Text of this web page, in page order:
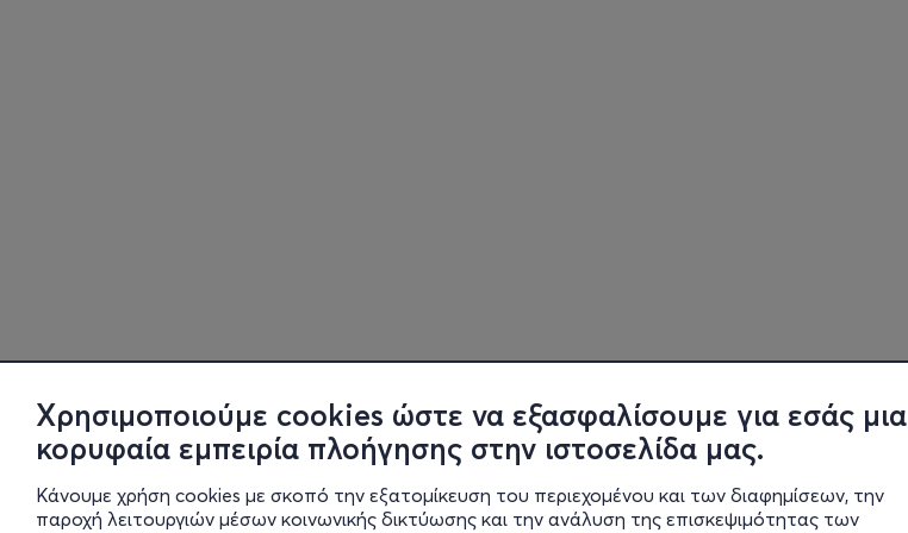
Χρησιμοποιούμε cookies ώστε να εξασφαλίσουμε για εσάς μια
κορυφαία εμπειρία πλοήγησης στην ιστοσελίδα μας.
Κάνουμε χρήση cookies με σκοπό την εξατομίκευση του περιεχομένου και των διαφημίσεων, την
παροχή λειτουργιών μέσων κοινωνικής δικτύωσης και την ανάλυση της επισκεψιμότητας των